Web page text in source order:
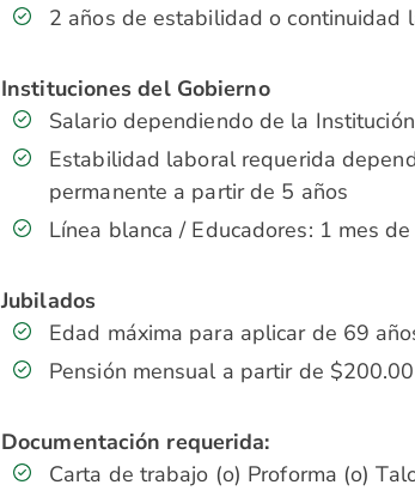
2 años de estabilidad o continuidad
Instituciones del Gobierno
Salario dependiendo de la
Estabilidad laboral requerida
permanente a partir de 5 años
Línea blanca / Educadores: 1 mes
Jubilados
Edad máxima para aplicar de 69
Pensión mensual a partir de $200.00
Documentación requerida:
Carta de trabajo (o) Proforma (o)